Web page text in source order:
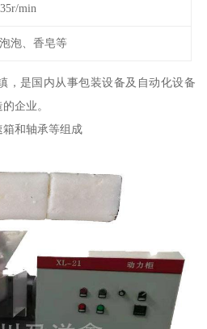
min
泡、香皂等
，是国内从事包装设备及自动化设备
企业。
和轴承等组成